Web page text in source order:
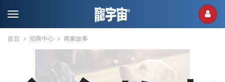
首頁 招商中心 商家故事